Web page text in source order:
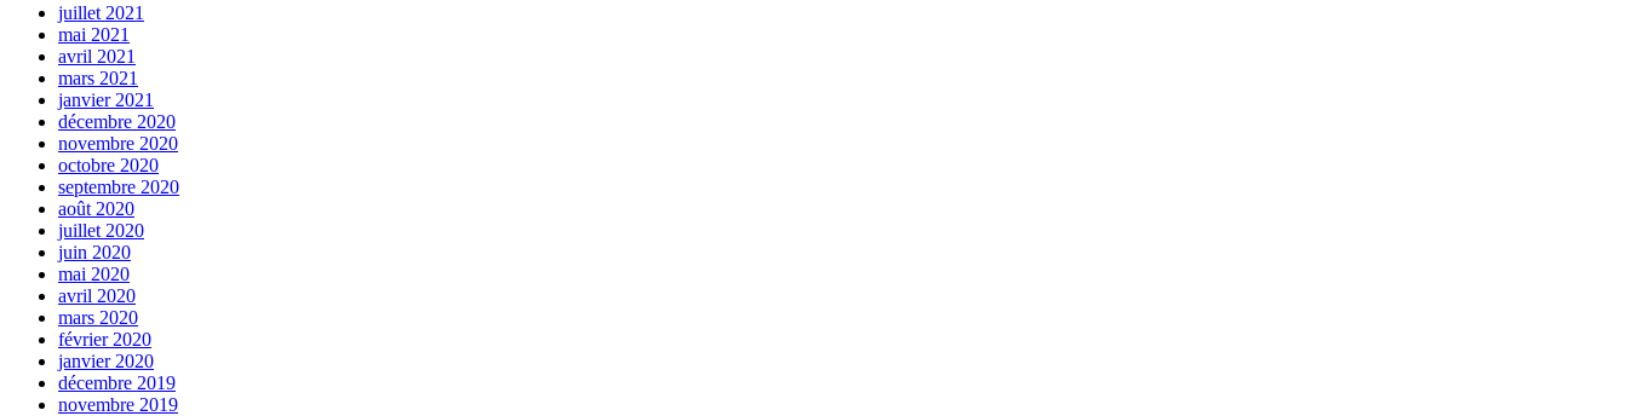
juillet 2021
mai 2021
avril 2021
mars 2021
janvier 2021
décembre 2020
novembre 2020
octobre 2020
septembre 2020
août 2020
juillet 2020
juin 2020
mai 2020
avril 2020
mars 2020
février 2020
janvier 2020
décembre 2019
novembre 2019